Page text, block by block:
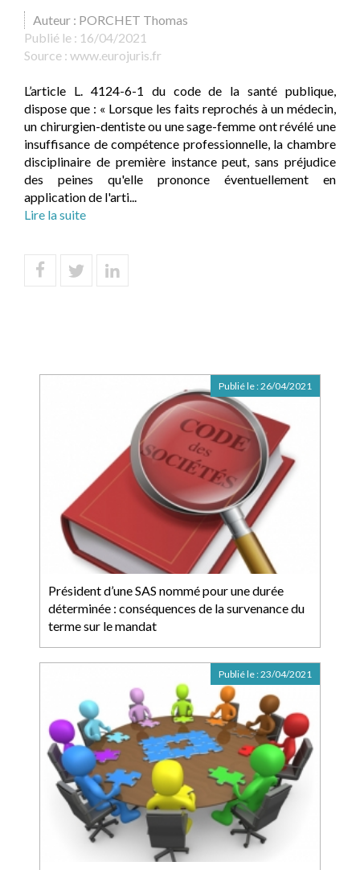
Auteur : PORCHET Thomas
Publié le : 16/04/2021
Source : www.eurojuris.fr
L’article L. 4124-6-1 du code de la santé publique,
dispose que : « Lorsque les faits reprochés à un médecin,
un chirurgien-dentiste ou une sage-femme ont révélé une
insuffisance de compétence professionnelle, la chambre
disciplinaire de première instance peut, sans préjudice
des peines qu'elle prononce éventuellement en
application de l'arti...
Lire la suite
Président d’une SAS nommé pour une durée
déterminée : conséquences de la survenance du
terme sur le mandat
Publié le :26/04/2021
Publié le :23/04/2021